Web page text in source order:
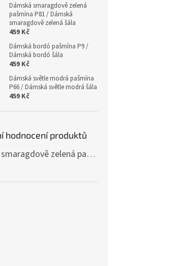
Dámská smaragdově zelená
pašmína P81 / Dámská
smaragdově zelená šála
459 Kč
Dámská bordó pašmína P9 /
Dámská bordó šála
459 Kč
Dámská světle modrá pašmína
P66 / Dámská světle modrá šála
459 Kč
hodnocení produktů
Dámská smaragdově zelená pašmína P81 / Dámská smaragdově zelená šála
produktu je 4 z 5 hvězdiček.